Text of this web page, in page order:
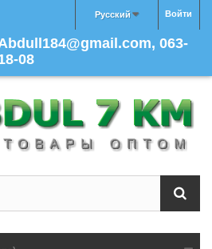
Войти
Русский
063-
08